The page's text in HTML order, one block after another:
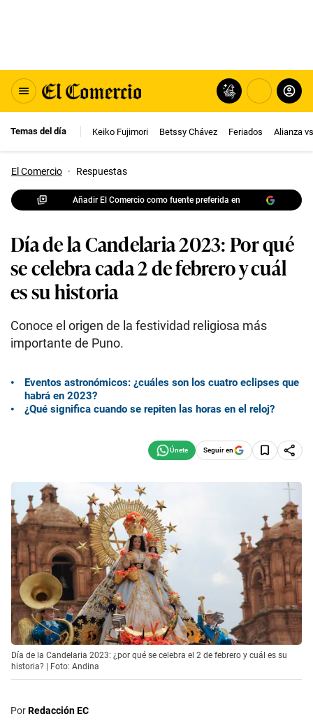
Temas del día Keiko Fujimori Betssy Chávez Feriados Alianza
El Comercio · Respuestas
Añadir El Comercio como fuente preferida en
Día de la Candelaria 2023: Por qué
se celebra cada 2 de febrero y cuál
es su historia
Conoce el origen de la festividad religiosa más
importante de Puno.
Eventos astronómicos: ¿cuáles son los cuatro eclipses que
habrá en 2023?
¿Qué significa cuando se repiten las horas en el reloj?
Seguir en
Día de la Candelaria 2023: ¿por qué se celebra el 2 de febrero y cuál es su
historia? | Foto: Andina
PorRedacción EC